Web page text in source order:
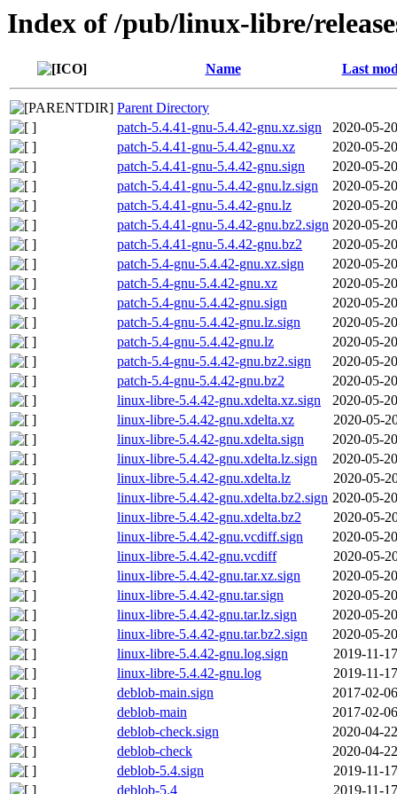
Index of /pub/linux-libre/
Name Last
Parent Directory
patch-5.4.41-gnu-5.4.42-gnu.xz.sign
2020-05-
patch-5.4.41-gnu-5.4.42-gnu.xz
2020-05-
patch-5.4.41-gnu-5.4.42-gnu.sign
2020-05-
patch-5.4.41-gnu-5.4.42-gnu.lz.sign
2020-05-
patch-5.4.41-gnu-5.4.42-gnu.lz
2020-05-
patch-5.4.41-gnu-5.4.42-gnu.bz2.sign 2020-05-
patch-5.4.41-gnu-5.4.42-gnu.bz2
2020-05-
patch-5.4-gnu-5.4.42-gnu.xz.sign
2020-05-
patch-5.4-gnu-5.4.42-gnu.xz
2020-05-
patch-5.4-gnu-5.4.42-gnu.sign
2020-05-
patch-5.4-gnu-5.4.42-gnu.lz.sign
2020-05-
patch-5.4-gnu-5.4.42-gnu.lz
2020-05-
patch-5.4-gnu-5.4.42-gnu.bz2.sign
2020-05-
patch-5.4-gnu-5.4.42-gnu.bz2
2020-05-
linux-libre-5.4.42-gnu.xdelta.xz.sign
2020-05-
linux-libre-5.4.42-gnu.xdelta.xz
2020-05-
linux-libre-5.4.42-gnu.xdelta.sign
2020-05-
linux-libre-5.4.42-gnu.xdelta.lz.sign
2020-05-
linux-libre-5.4.42-gnu.xdelta.lz
2020-05-
linux-libre-5.4.42-gnu.xdelta.bz2.sign 2020-05-
linux-libre-5.4.42-gnu.xdelta.bz2
2020-05-
linux-libre-5.4.42-gnu.vcdiff.sign
2020-05-
linux-libre-5.4.42-gnu.vcdiff
2020-05-
linux-libre-5.4.42-gnu.tar.xz.sign
2020-05-
linux-libre-5.4.42-gnu.tar.sign
2020-05-
linux-libre-5.4.42-gnu.tar.lz.sign
2020-05-
linux-libre-5.4.42-gnu.tar.bz2.sign
2020-05-
linux-libre-5.4.42-gnu.log.sign
2019-11-
linux-libre-5.4.42-gnu.log
2019-11-
deblob-main.sign
2017-02-
deblob-main
2017-02-
deblob-check.sign
2020-04-
deblob-check
2020-04-
deblob-5.4.sign
2019-11-
deblob-5.4
2019-11-